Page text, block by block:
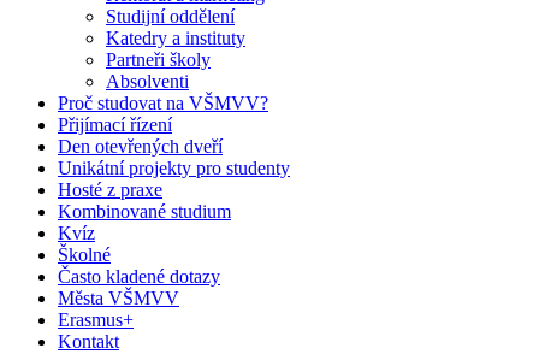
Studijní oddělení
Katedry a instituty
Partneři školy
Absolventi
Proč studovat na VŠMVV?
Přijímací řízení
Den otevřených dveří
Unikátní projekty pro studenty
Hosté z praxe
Kombinované studium
Kvíz
Školné
Často kladené dotazy
Města VŠMVV
Erasmus+
Kontakt